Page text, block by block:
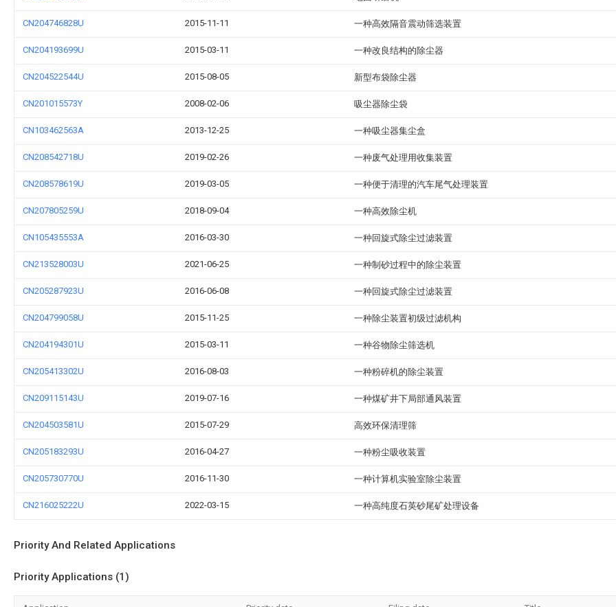
CN204746828U 2015-11-11 一种高效隔音震动筛选装置
CN204193699U 2015-03-11 一种改良结构的除尘器
CN204522544U 2015-08-05 新型布袋除尘器
CN201015573Y 2008-02-06 吸尘器除尘袋
CN103462563A 2013-12-25 一种吸尘器集尘盒
CN208542718U 2019-02-26 一种废气处理用收集装置
CN208578619U 2019-03-05 一种便于清理的汽车尾气处理装置
CN207805259U 2018-09-04 一种高效除尘机
CN105435553A 2016-03-30 一种回旋式除尘过滤装置
CN213528003U 2021-06-25 一种制砂过程中的除尘装置
CN205287923U 2016-06-08 一种回旋式除尘过滤装置
CN204799058U 2015-11-25 一种除尘装置初级过滤机构
CN204194301U 2015-03-11 一种谷物除尘筛选机
CN205413302U 2016-08-03 一种粉碎机的除尘装置
CN209115143U 2019-07-16 一种煤矿井下局部通风装置
CN204503581U 2015-07-29 高效环保清理筛
CN205183293U 2016-04-27 一种粉尘吸收装置
CN205730770U 2016-11-30 一种计算机实验室除尘装置
CN216025222U 2022-03-15 一种高纯度石英砂尾矿处理设备
Priority And Related Applications
Priority Applications (1)